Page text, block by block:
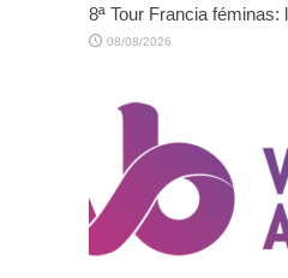
8ª Tour Francia féminas:
08/08/2026